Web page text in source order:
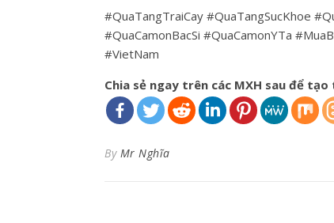
#QuaTangTraiCay #QuaTangSucKhoe
#QuaCamonBacSi #QuaCamonYTa
#VietNam
Chia sẻ ngay trên các MXH sau để
By Mr Nghĩa